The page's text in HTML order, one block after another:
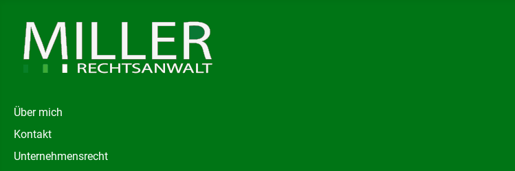
Über mich
Kontakt
Unternehmensrecht